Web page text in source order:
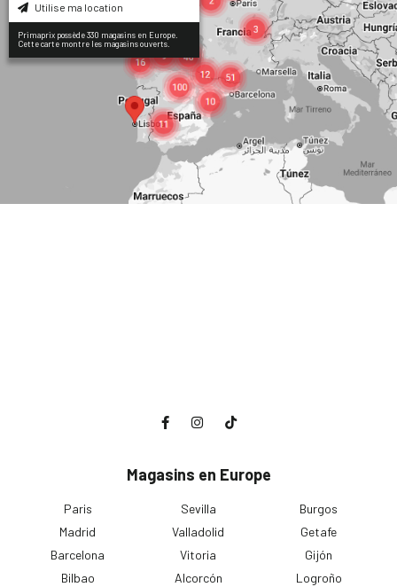
Utilise ma location
Primaprix possède 330 magasins en Europe.
Cette carte montre les magasins ouverts.
Magasins en Europe
Paris
Madrid
Barcelona
Bilbao
Sevilla
Valladolid
Vitoria
Alcorcón
Burgos
Getafe
Gijón
Logroño